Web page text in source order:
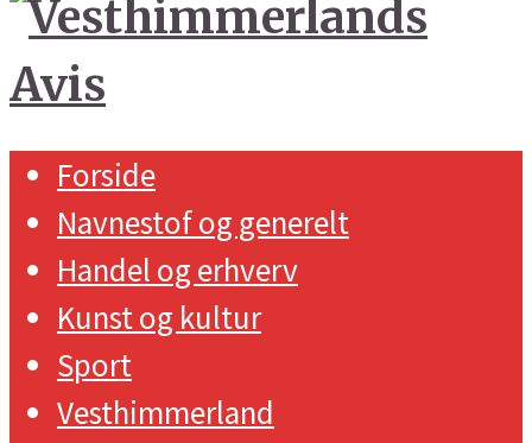
Forside
Navnestof og generelt
Handel og erhverv
Kunst og kultur
Sport
Vesthimmerland